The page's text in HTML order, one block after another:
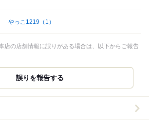
やっこ1219 （1）
店の店舗情報に誤りがある場合は、以下からご報告
誤りを報告する